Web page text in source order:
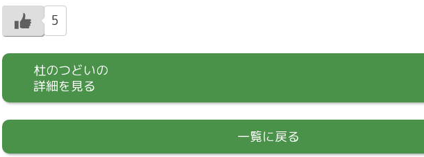
5
杜のつどいの
詳細を見る
一覧に戻る